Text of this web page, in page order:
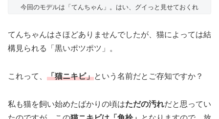
今回のモデルは「てんちゃん」。はい、グイっと見せておくれ
てんちゃんはさほどありませんでしたが、猫によっては結
構見られる「黒いポツポツ」。
これって、 「猫ニキビ」という名前だとご存知ですか？
私も猫を飼い始めたばかりの頃はただの汚れだと思ってい